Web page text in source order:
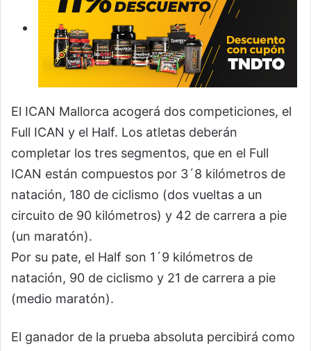
El ICAN Mallorca acogerá dos competiciones, el
Full ICAN y el Half. Los atletas deberán
completar los tres segmentos, que en el Full
ICAN están compuestos por 3´8 kilómetros de
natación, 180 de ciclismo (dos vueltas a un
circuito de 90 kilómetros) y 42 de carrera a pie
(un maratón).
Por su pate, el Half son 1´9 kilómetros de
natación, 90 de ciclismo y 21 de carrera a pie
(medio maratón).
El ganador de la prueba absoluta percibirá como